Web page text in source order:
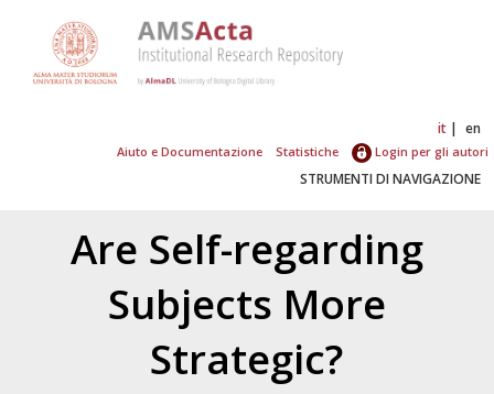
it en
Aiuto e Documentazione Statistiche Login per gli autori
STRUMENTI DI NAVIGAZIONE
Are Self-regarding
Subjects More
Strategic?